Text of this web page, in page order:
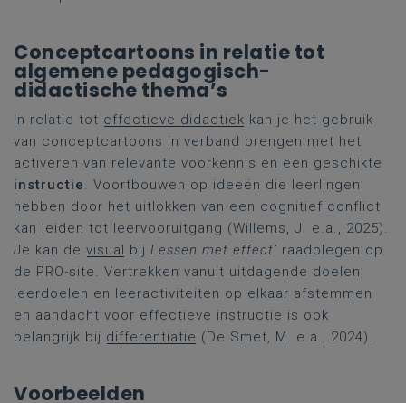
Conceptcartoons in relatie tot
algemene pedagogisch-
didactische thema’s
In relatie tot effectieve didactiek kan je het gebruik
van conceptcartoons in verband brengen met het
activeren van relevante voorkennis en een geschikte
instructie. Voortbouwen op ideeën die leerlingen
hebben door het uitlokken van een cognitief conflict
kan leiden tot leervooruitgang (Willems, J. e.a., 2025).
Je kan de visual bij Lessen met effect’ raadplegen op
de PRO-site. Vertrekken vanuit uitdagende doelen,
leerdoelen en leeractiviteiten op elkaar afstemmen
en aandacht voor effectieve instructie is ook
belangrijk bij differentiatie (De Smet, M. e.a., 2024).
Voorbeelden